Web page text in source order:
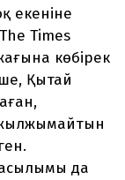
екеніне
Times
көбірек
Қытай
да